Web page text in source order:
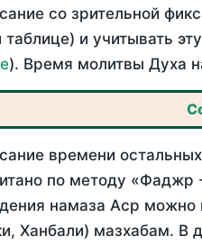
со зрительной
и учитывать
). Время молитвы Духа
времени
по методу
намаза Аср можно
Ханбали) мазхабам. В